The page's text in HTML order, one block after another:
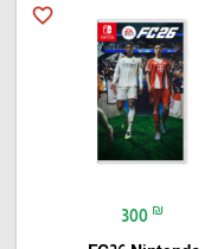
favorite_border
300 ₪